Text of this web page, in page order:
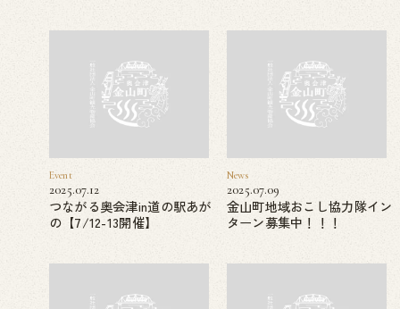
Event
2025.07.12
つながる奥会津in道の駅あが
の【7/12-13開催】
News
2025.07.09
金山町地域おこし協力隊イン
ターン募集中！！！